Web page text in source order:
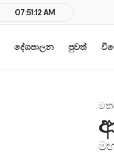
07:51:12 AM
දේශපාලන පුවත්